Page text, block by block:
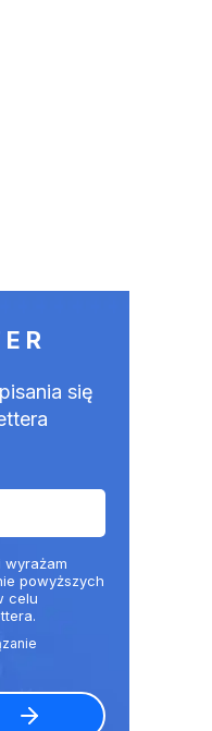
się
wyrażam
powyższych
celu